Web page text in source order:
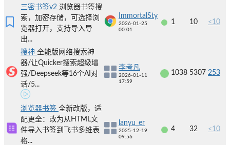
三密书签v2 浏览器书签搜
索，加密存储，可选择浏
览器打开，支持导入导
出...
ImmortalSty
2026-01-25
00:01
1 10 <10
搜神 全能版网络搜索神
器/让Quicker搜索超级增
强/Deepseek等16个AI对
话/5...
李考凡
2026-01-11
17:59
1038 5307 253
浏览器书签 全新改版，适
配更全：改为从HTML文
件导入书签到飞书多维表
格...
lanyu_er
2025-12-19
09:56
4 32 <10